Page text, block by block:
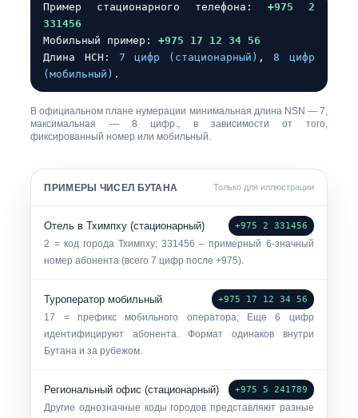
Пример стационарного телефона: +975 2
331456
Мобильный пример:+975 17 12 34 56
Длина НСН: 7 цифр (стационарный) ,8 цифр
(мобильный) .
В официальном плане нумерации минимальная длина NSN — 7,
максимальная — 8 цифр., в зависимости от того,
фиксированный номер или мобильный.
ПРИМЕРЫ ЧИСЕЛ БУТАНА Только для иллюстрации
Отель в Тхимпху (стационарный) +975 2 331456
2 = код города Тхимпху; 331456 – примерный 6-значный
номер абонента (всего 7 цифр после +975).
Туроператор мобильный +975 17 12 34 56
17 = префикс мобильного оператора; Еще 6 цифр
идентифицируют абонента. Формат одинаков внутри
Бутана и за рубежом.
Региональный офис (стационарный) +975 5 241789
Другие однозначные коды городов представляют разные